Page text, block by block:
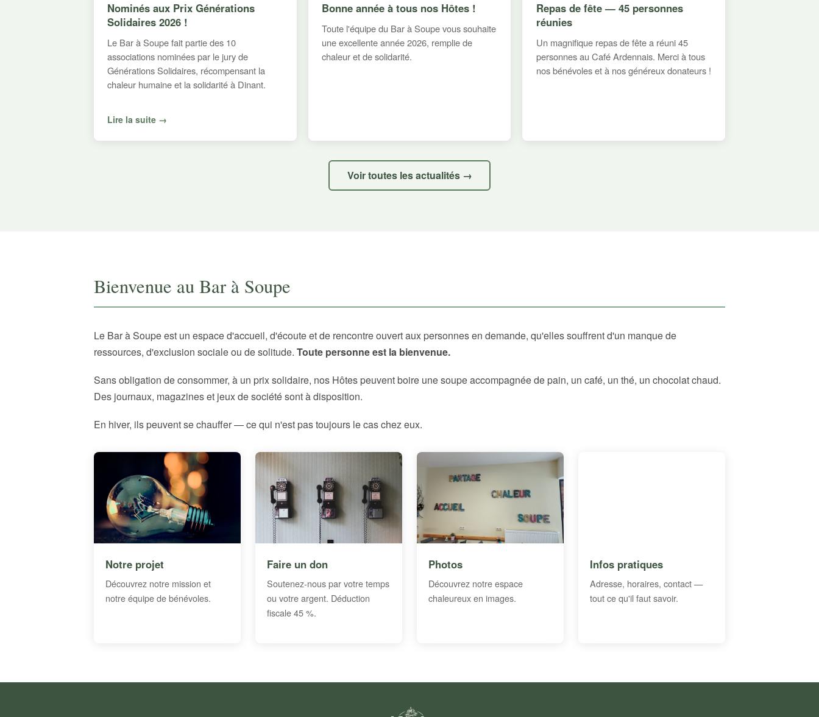
Nominés aux Prix Générations
Solidaires 2026 !
Le Bar à Soupe fait partie des 10
associations nominées par le jury de
Générations Solidaires, récompensant la
chaleur humaine et la solidarité à Dinant.
Lire la suite →
Bonne année à tous nos Hôtes !
Toute l'équipe du Bar à Soupe vous souhaite
une excellente année 2026, remplie de
chaleur et de solidarité.
Repas de fête — 45 personnes
réunies
Un magnifique repas de fête a réuni 45
personnes au Café Ardennais. Merci à tous
nos bénévoles et à nos généreux donateurs !
Voir toutes les actualités →
Bienvenue au Bar à Soupe
Le Bar à Soupe est un espace d'accueil, d'écoute et de rencontre ouvert aux personnes en demande, qu'elles souffrent d'un manque de
ressources, d'exclusion sociale ou de solitude. Toute personne est la bienvenue.
Sans obligation de consommer, à un prix solidaire, nos Hôtes peuvent boire une soupe accompagnée de pain, un café, un thé, un chocolat chaud.
Des journaux, magazines et jeux de société sont à disposition.
En hiver, ils peuvent se chauffer — ce qui n'est pas toujours le cas chez eux.
Notre projet
Découvrez notre mission et
notre équipe de bénévoles.
Faire un don
Soutenez-nous par votre temps
ou votre argent. Déduction
fiscale 45 %.
Photos
Découvrez notre espace
chaleureux en images.
Infos pratiques
Adresse, horaires, contact —
tout ce qu'il faut savoir.